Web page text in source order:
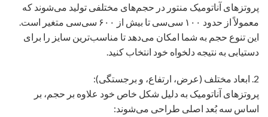
پروتزهای آناتومیک منتور در حجم‌های مختلفی تولید می‌شوند که
معمولاً از حدود ۱۰۰ سی‌سی تا بیش از ۶۰۰ سی‌سی متغیر است.
این تنوع حجم به شما امکان می‌دهد تا مناسب‌ترین سایز را برای
دستیابی به نتیجه دلخواه خود انتخاب کنید.
2. ابعاد مختلف (عرض، ارتفاع، و برجستگی):
پروتزهای آناتومیک به دلیل شکل خاص خود علاوه بر حجم، بر
اساس سه بُعد اصلی طراحی می‌شوند: